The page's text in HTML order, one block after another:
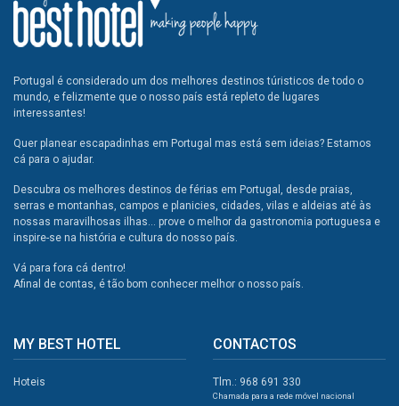
Portugal é considerado um dos melhores destinos túristicos de todo o
mundo, e felizmente que o nosso país está repleto de lugares
interessantes!
Quer planear escapadinhas em Portugal mas está sem ideias? Estamos
cá para o ajudar.
Descubra os melhores destinos de férias em Portugal, desde praias,
serras e montanhas, campos e planicies, cidades, vilas e aldeias até às
nossas maravilhosas ilhas... prove o melhor da gastronomia portuguesa e
inspire-se na história e cultura do nosso país.
Vá para fora cá dentro!
Afinal de contas, é tão bom conhecer melhor o nosso país.
MY BEST HOTEL
Hoteis
CONTACTOS
Tlm.: 968 691 330
Chamada para a rede móvel nacional